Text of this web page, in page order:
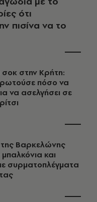
ότι
πισίνα να το
σοκ στην Κρήτη:
πόσο να
να ασελγήσει σε
της Βαρκελώνης
και
συρματοπλέγματα